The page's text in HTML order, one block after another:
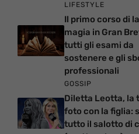
LIFESTYLE
Il primo corso di
magia in Gran
tutti gli esami da
sostenere e gli
professionali
GOSSIP
Diletta Leotta, la
foto con la figlia:
tutto il salotto di